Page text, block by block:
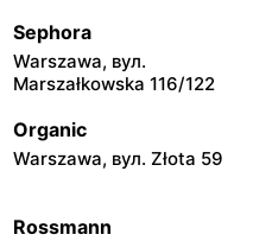
moje sklepy
Kamień, вул. Błonie 23
moje sklepy
Gumniska, вул. Gumniska
moje sklepy
Sephora
Warszawa, вул.
Marszałkowska 116/122
Organic
Warszawa, вул. Złota 59
Rossmann